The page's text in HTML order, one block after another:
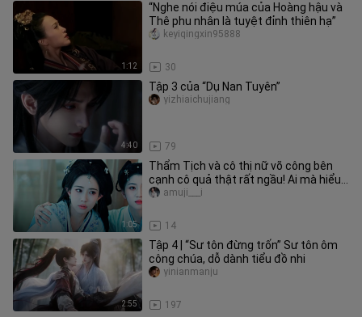
1:12
“Nghe nói điệu múa của Hoàng hậu và
Thê phu nhân là tuyệt đỉnh thiên hạ”
30
keyiqingxin95888
4:40
Tập 3 của “Dụ Nan Tuyên”
79
yizhiaichujiang
1:05
Thẩm Tịch và cô thị nữ võ công bên
cạnh cô quả thật rất ngầu! Ai mà hiểu
được sự nhạy bén khác thườn
14
amuji___i
2:55
Tập 4 | “Sư tôn đừng trốn” Sư tôn ôm
công chúa, dỗ dành tiểu đồ nhi
197
yinianmanju